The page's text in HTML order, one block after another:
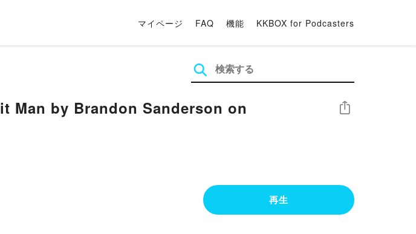
マイページ FAQ 機能 KKBOX for Podcasters
Man by Brandon Sanderson on
シェア
再生